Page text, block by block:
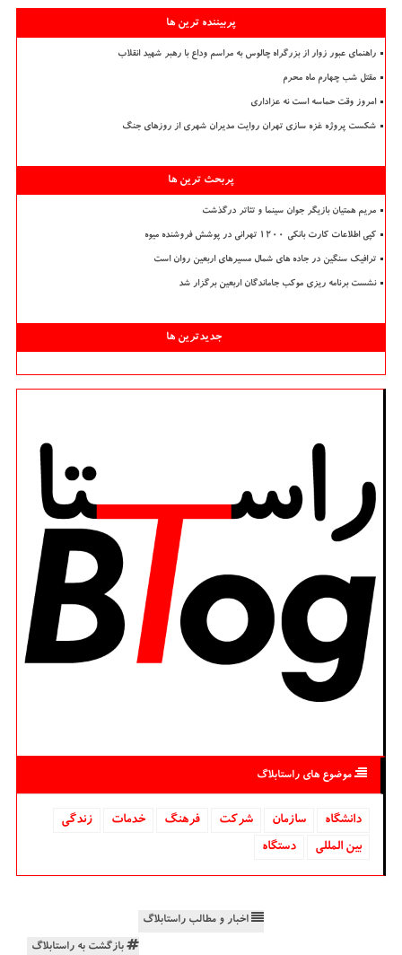
پربیننده ترین ها
راهنمای عبور زوار از بزرگراه چالوس به مراسم وداع با رهبر شهید انقلاب
مقتل شب چهارم ماه محرم
امروز وقت حماسه است نه عزاداری
شکست پروژه غزه سازی تهران روایت مدیران شهری از روزهای جنگ
پربحث ترین ها
مریم همتیان بازیگر جوان سینما و تئاتر درگذشت
کپی اطلاعات کارت بانکی ۱۲۰۰ تهرانی در پوشش فروشنده میوه
ترافیک سنگین در جاده های شمال مسیرهای اربعین روان است
نشست برنامه ریزی موکب جاماندگان اربعین برگزار شد
جدیدترین ها
موضوع های راستابلاگ
دانشگاه‌ سازمان شركت فرهنگ خدمات
زندگی
بین المللی
دستگاه
اخبار و مطالب راستابلاگ
بازگشت به راستابلاگ